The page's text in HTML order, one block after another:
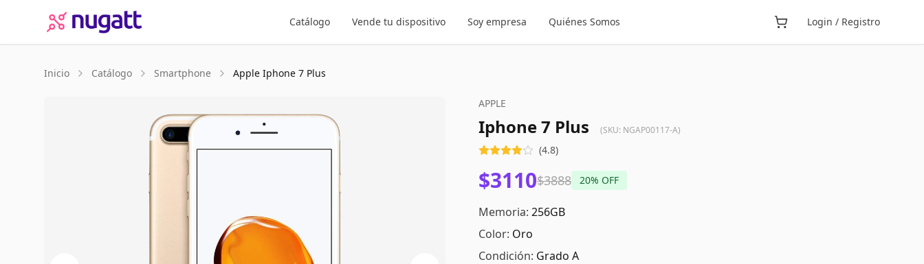
Catálogo Vende tu dispositivo Soy empresa Quiénes Somos Login / Registro
Inicio Catálogo Smartphone Apple Iphone 7 Plus
APPLE
Iphone 7 Plus (SKU: NGAP00117-A)
(4.8)
$3110$3888 20% OFF
Memoria: 256GB
Color: Oro
Condición: Grado A